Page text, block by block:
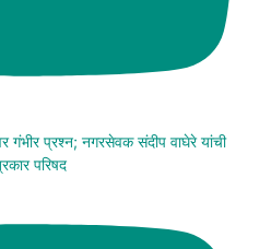
गंभीर प्रश्न; नगरसेवक संदीप वाघेरे यांची
परिषद